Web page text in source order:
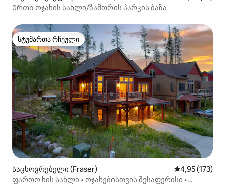
Ერთი ოჯახის სახლი/ზამთრის პარკის ბაზა
სტუმართა რჩეული
სტუმართა რჩეული
საცხოვრებელი (Fraser) საშუალო
4,95 (173)
ფართო ხის სახლი • ოჯახებისთვის შესაფერისი •